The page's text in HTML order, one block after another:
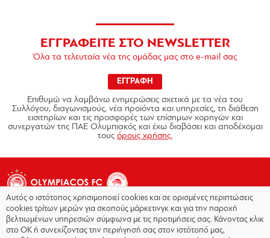
ΕΓΓΡΑΦΕΙΤΕ ΣΤΟ NEWSLETTER
Όλα τα τελευταία νέα της ομάδας μας στο e-mail σας
ΕΓΓΡΑΦΗ
Επιθυμώ να λαμβάνω ενημερώσεις σχετικά με τα νέα του
Συλλόγου, διαγωνισμούς, νέα προϊόντα και υπηρεσίες, τη διάθεση
εισιτηρίων και τις προσφορές των επίσημων χορηγών και
συνεργατών της ΠΑΕ Ολυμπιακός και έχω διαβάσει και αποδέχομαι
τους όρους χρήσης.
Αυτός ο ιστότοπος χρησιμοποιεί cookies και σε ορισμένες περιπτώσεις
cookies τρίτων μερών για σκοπούς μάρκετινγκ και για την παροχή
βελτιωμένων υπηρεσιών σύμφωνα με τις προτιμήσεις σας. Κάνοντας κλικ
στο OK ή συνεχίζοντας την περιήγησή σας στον ιστότοπό μας,